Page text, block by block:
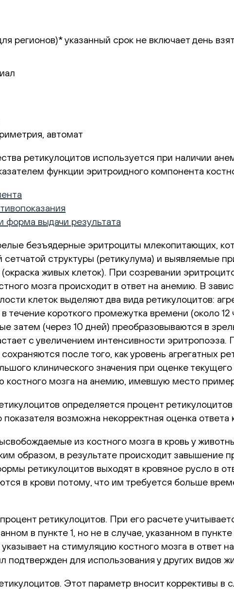
регионов)*указанный срок не включает день
автомат
ретикулоцитов используется при наличии
функции эритроидного компонента
форма выдачи результата
безъядерные эритроциты млекопитающих,
структуры (ретикулума) и выявляемые
живых клеток). При созревании
мозга происходит в ответ на анемию. В
клеток выделяют два вида ретикулоцитов:
течение короткого промежутка времени (около
затем (через 10 дней) преобразовываются в
с увеличением интенсивности
после того, как уровень агрегатных
клинического значения при оценке
костного мозга на анемию, имевшую место
определяется процент
возможна некорректная оценка ответа
из костного мозга в кровь у
образом, в результате происходит завышение
ретикулоцитов выходят в кровяное русло в
в крови потому, что им требуется больше
ретикулоцитов. При его расчете
в пункте 1, но не в случае, указанном в
на стимуляцию костного мозга в ответ
подтвержден для использования у других видов
Этот параметр вносит коррективы в